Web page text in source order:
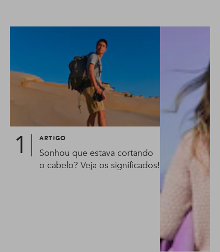
ARTIGO
Sonhou que estava cortando
o cabelo? Veja os significados!